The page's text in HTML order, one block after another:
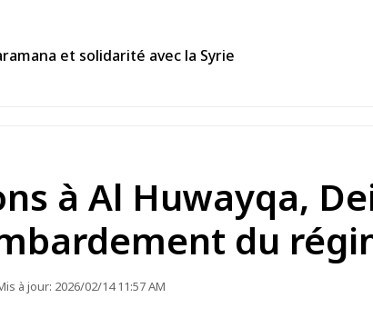
et solidarité avec la Syrie
à Al Huwayqa,
du
à jour: 2026/02/14 11:57 AM